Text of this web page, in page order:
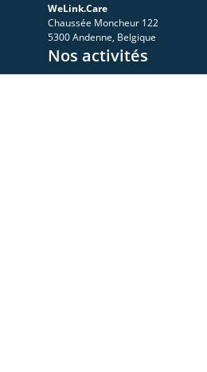
WeLink.Care
Chaussée Moncheur 122
5300 Andenne, Belgique
Nos activités